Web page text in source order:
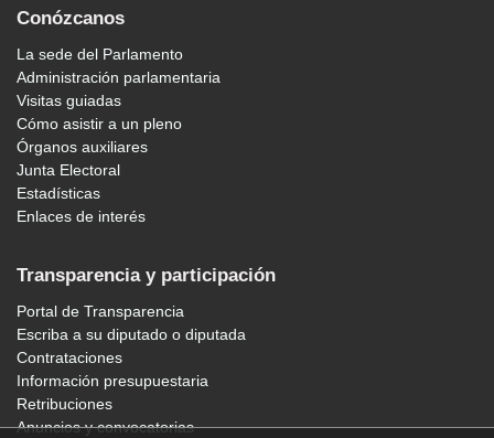
Conózcanos
La sede del Parlamento
Administración parlamentaria
Visitas guiadas
Cómo asistir a un pleno
Órganos auxiliares
Junta Electoral
Estadísticas
Enlaces de interés
Transparencia y participación
Portal de Transparencia
Escriba a su diputado o diputada
Contrataciones
Información presupuestaria
Retribuciones
Anuncios y convocatorias